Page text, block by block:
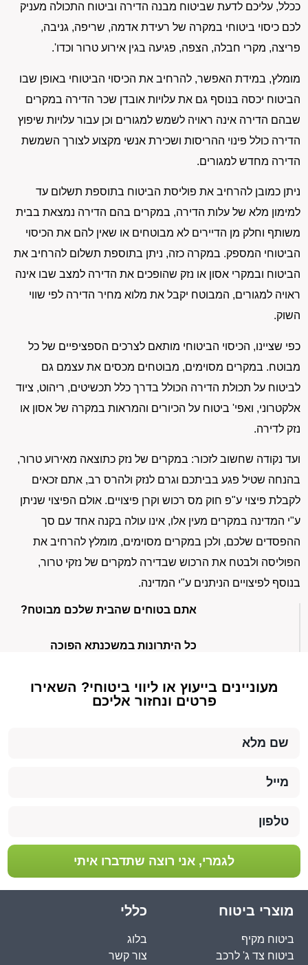
ככלל, עליכם לדעת שביטוח מבנה הדירה וביטוח התכולה מעניק
לכם כיסוי ביטוחי במקרה של רעידת אדמה, שריפה, גניבה,
פריצה, מקרי חבלה, הצפה, פגיעה בגין אירוע טרור וכדו'.
מומלץ, במידת האפשר, להרחיב את הכיסוי הביטוחי באופן שבו
הביטוח יכסה בנוסף גם את עלויות אובדן שכר הדירה במקרים
שבהם הדירה אינה ראויה לשמש למגורים וכן עבור עלויות שיפוץ
הדירה כולל פינוי ההריסות ושכירת אנשי מקצוע לצורך השמשת
הדירה מחדש למגורים.
ניתן כמובן להרחיב את פוליסת הביטוח בתוספת תשלום עד
למימון מלא של עלות הדירה, במקרים בהם הדירה נמצאת בבית
משותף וחלק מן הדיירים לא מבוטחים או שאין להם את הכיסוי
הביטוחי המספק. במקרה כזה, ניתן בתוספת תשלום להרחיב את
הביטוח ובמקרי אסון או נזק שהופכים את הדירה למצב שבו אינה
ראויה למגורים, המבוטח יקבל את מלוא מחיר הדירה לפי שווי
השוק.
כפי שציינו, הכיסוי הביטוחי מותאם לצרכים הספציפיים של כל
מבוטח. במקרים מסוימים, מבוטחים מכסים את עצמם גם
לביטוח על תכולת הדירה הכולל בדרך כלל תכשיטים, ריהוט, ציוד
אלקטרוני, ואפי' ביטוח על הכיורים והמראות במקרה של אסון או
נזק לדירה.
ועד נקודה שחשוב לזכור: במקרים של נזק כתוצאה מאירוע טרור,
בהנחה שטיל פגע בביתכם וגרם לנזק ולהרס רב, אתם זכאים
לקבלת פיצוי ע"פ חוק מס רכוש וקרן פיצויים. אולם הפיצוי שניתן
ע"י המדינה במקרים מעין אלו, אינו עולה בקנה אחד עם סך
ההפסדים שלכם, ולכן במקרים מסוימים, מומלץ להרחיב את
הפוליסה ולבטח את הרכוש שבדירה למקרים של נזקי טרור,
בנוסף לפיצויים הניתנים ע"י המדינה.
אתם בטוחים שהבית שלכם מבוטח?
כל היתרונות במשכנתא הפוכה
מעוניינים בייעוץ או ליווי ביטוחי? השאירו
פרטים ונחזור אליכם
לגמרי, אני רוצה שתדברו איתי
מוצרי ביטוח
ביטוח מקיף
ביטוח צד ג' לרכב
כללי
בלוג
צור קשר